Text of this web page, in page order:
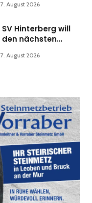
Abteilung in Bruck
7. August 2026
SV Hinterberg will
den nächsten
7. August 2026